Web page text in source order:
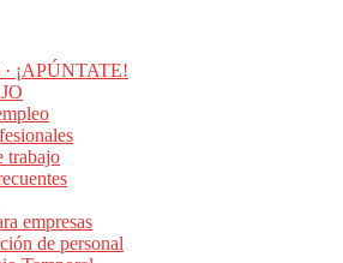
¡APÚNTATE!
trabajo
empresas
de personal